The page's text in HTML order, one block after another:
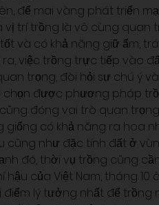
để mai vàng phát triển
vị trí trồng là vô cùng quan
và có khả năng giữ ẩm,
ra, việc trồng trực tiếp vào
trọng, đòi hỏi sự chú ý
chọn được phương pháp
đóng vai trò quan
giống có khả năng ra hoa
cũng như đặc tính đất ở
đó, thời vụ trồng cũng
hậu của Việt Nam, tháng
điểm lý tưởng nhất để trồng